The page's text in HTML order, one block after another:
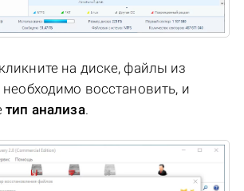
на диске, файлы из
необходимо восстановить, и
тип анализа.